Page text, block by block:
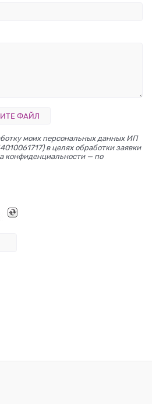
ФАЙЛ
моих персональных данных ИП
в целях обработки заявки
конфиденциальности — по